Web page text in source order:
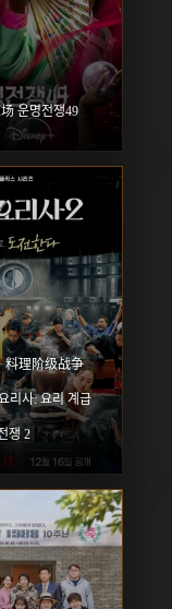
운명전쟁49
料理阶级战争
리사: 요리 계급
쟁 2